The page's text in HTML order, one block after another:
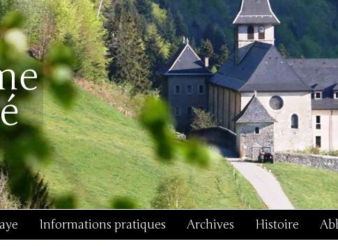
Informations pratiques Archives Histoire